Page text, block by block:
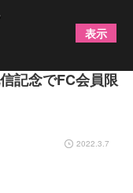
爆笑トーク 25周
記念でFC会員限
2022.3.7
表示